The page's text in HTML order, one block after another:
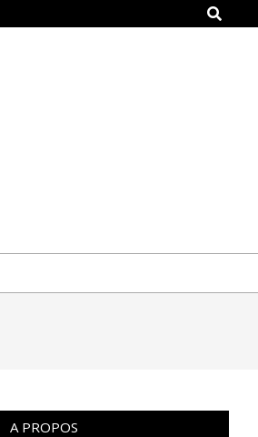
Search
A PROPOS